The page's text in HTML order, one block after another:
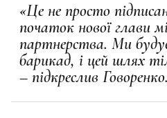
«Це не просто
початок нової глави
партнерства. Ми
барикад, і цей шлях
– підкреслив Говоренко.